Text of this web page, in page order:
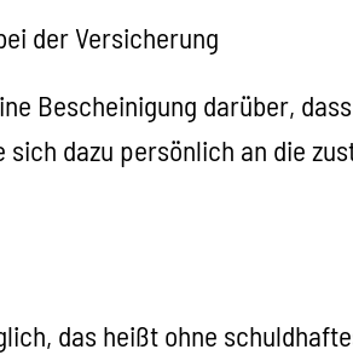
der Versicherung
Bescheinigung darüber,
sich dazu persönlich an die
das heißt ohne